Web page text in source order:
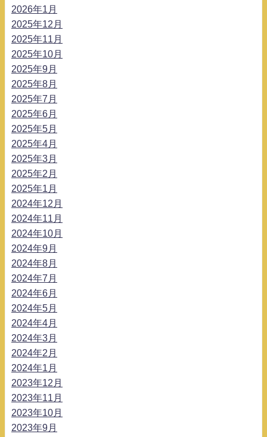
2026年1月
2025年12月
2025年11月
2025年10月
2025年9月
2025年8月
2025年7月
2025年6月
2025年5月
2025年4月
2025年3月
2025年2月
2025年1月
2024年12月
2024年11月
2024年10月
2024年9月
2024年8月
2024年7月
2024年6月
2024年5月
2024年4月
2024年3月
2024年2月
2024年1月
2023年12月
2023年11月
2023年10月
2023年9月